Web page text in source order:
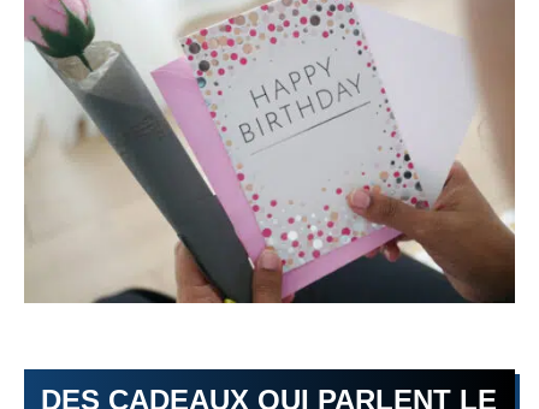
DES CADEAUX QUI PARLENT LE